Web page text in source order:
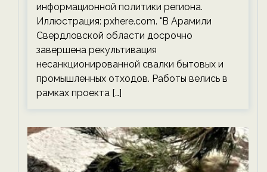
информационной политики региона.
Иллюстрация: pxhere.com. "В Арамили
Свердловской области досрочно
завершена рекультивация
несанкционированной свалки бытовых и
промышленных отходов. Работы велись в
рамках проекта […]